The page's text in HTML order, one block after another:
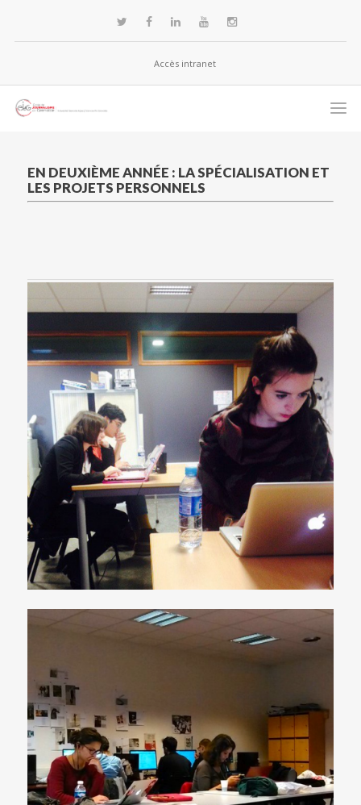
Accès intranet
EN DEUXIÈME ANNÉE : LA SPÉCIALISATION ET
LES PROJETS PERSONNELS